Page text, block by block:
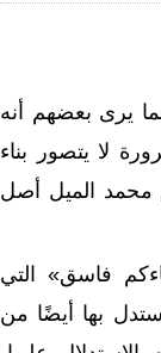
يرى بعضهم أنه
لا يتصور بناء
محمد الميل أصل
فاسق» التي
بها أيضًا من